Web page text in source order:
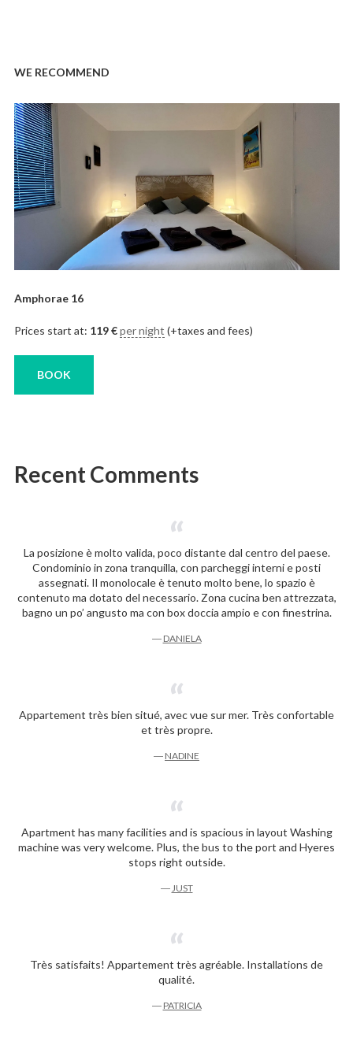
WE RECOMMEND
Amphorae 16
Prices start at: 119€ per night (+taxes and fees)
BOOK
Recent Comments
La posizione è molto valida, poco distante dal centro del paese.
Condominio in zona tranquilla, con parcheggi interni e posti
assegnati. Il monolocale è tenuto molto bene, lo spazio è
contenuto ma dotato del necessario. Zona cucina ben attrezzata,
bagno un po’ angusto ma con box doccia ampio e con finestrina.
― DANIELA
Appartement très bien situé, avec vue sur mer. Très confortable
et très propre.
― NADINE
Apartment has many facilities and is spacious in layout Washing
machine was very welcome. Plus, the bus to the port and Hyeres
stops right outside.
― JUST
Très satisfaits! Appartement très agréable. Installations de
qualité.
― PATRICIA